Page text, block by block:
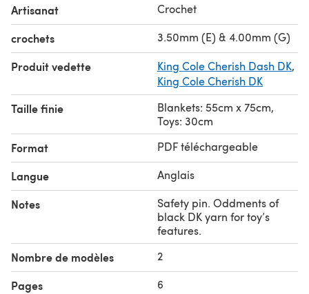
Artisanat Crochet
crochets 3.50mm (E) & 4.00mm (G)
Produit vedette King Cole Cherish Dash DK,
King Cole Cherish DK
Taille finie
Blankets: 55cm x 75cm,
Toys: 30cm
Format PDF téléchargeable
Langue Anglais
Notes
Safety pin. Oddments of
black DK yarn for toy’s
features.
Nombre de modèles 2
Pages 6